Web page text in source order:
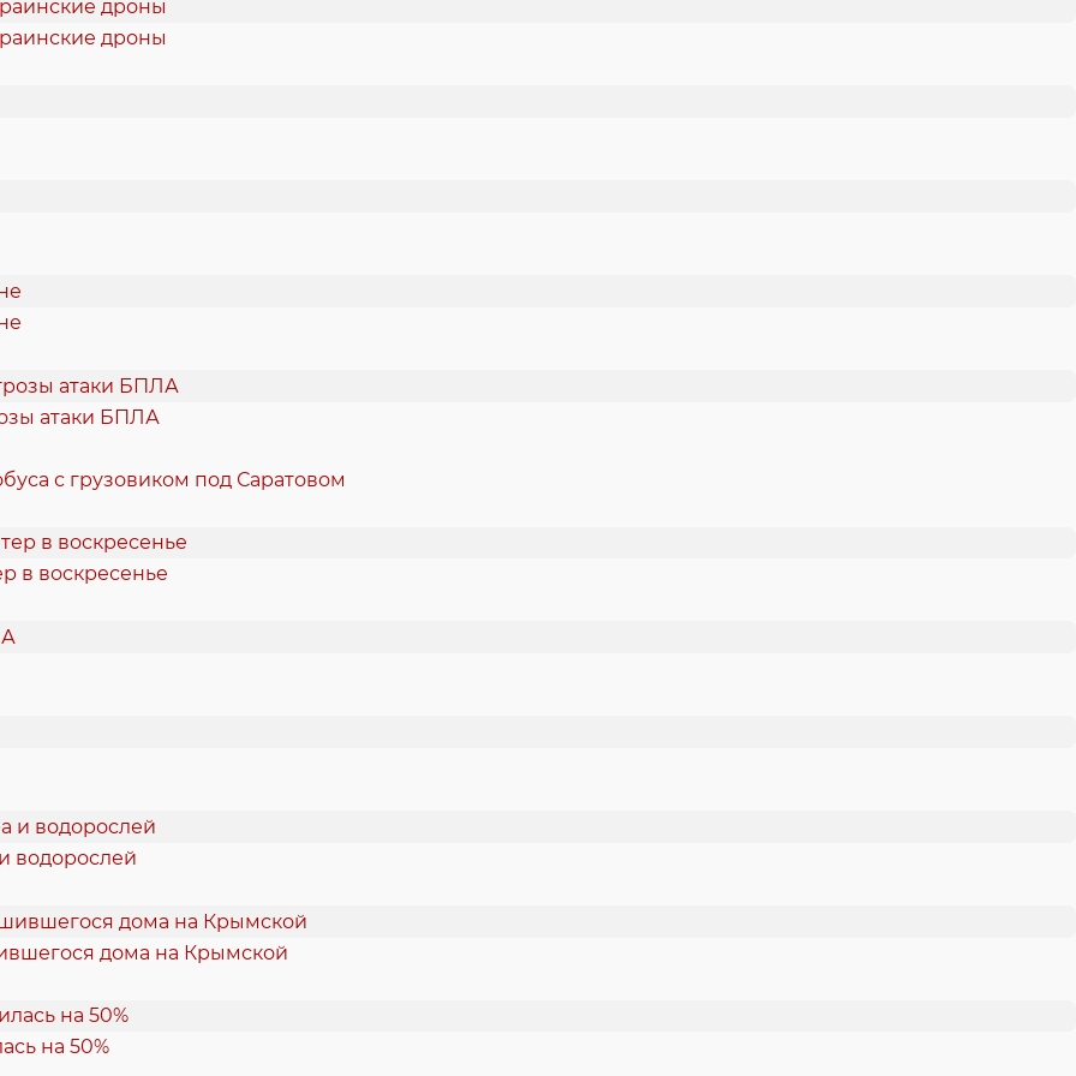
дроны
атаки БПЛА
с грузовиком под Саратовом
в воскресенье
водорослей
дома на Крымской
на 50%